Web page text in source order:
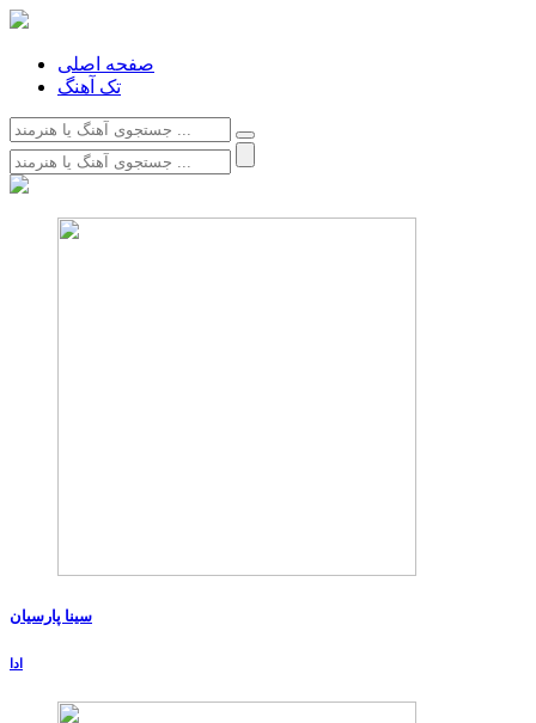
صفحه اصلی
تک آهنگ
سینا پارسیان
ادا